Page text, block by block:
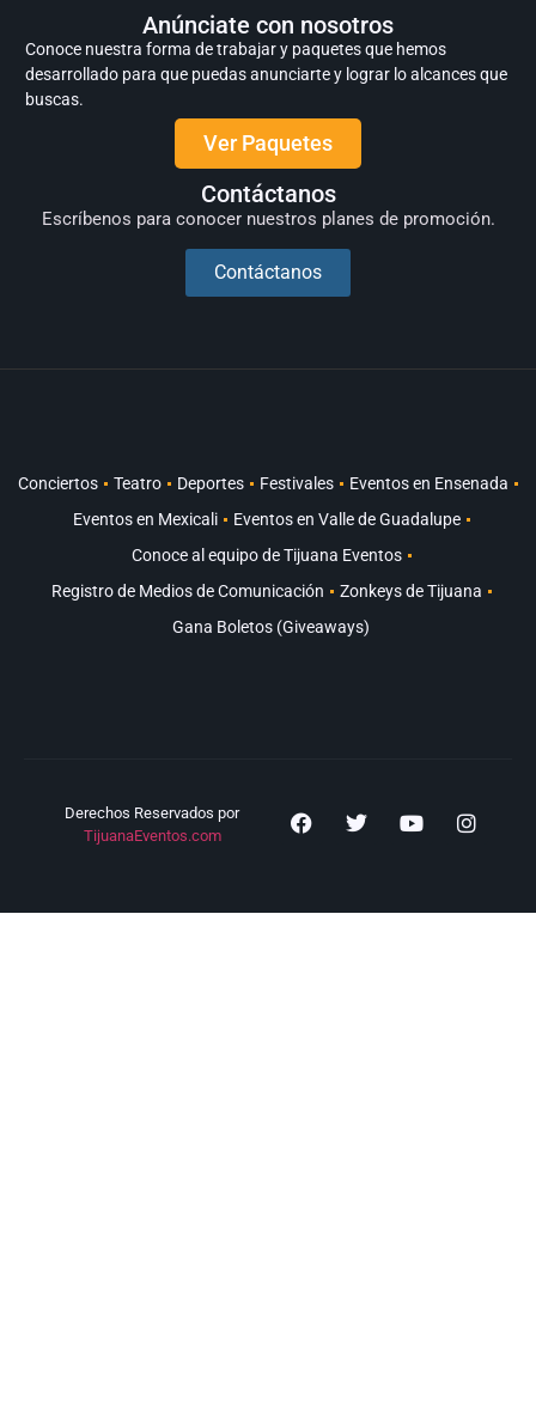
Anúnciate con nosotros
Conoce nuestra forma de trabajar y paquetes que hemos
desarrollado para que puedas anunciarte y lograr lo alcances que
buscas.
Ver Paquetes
Contáctanos
Escríbenos para conocer nuestros planes de promoción.
Contáctanos
Conciertos Teatro Deportes Festivales
Eventos en Ensenada
Eventos en Mexicali
Eventos en Valle de Guadalupe
Conoce al equipo de Tijuana Eventos
Registro de Medios de Comunicación
Zonkeys de Tijuana
Gana Boletos (Giveaways)
Derechos Reservados por
TijuanaEventos.com